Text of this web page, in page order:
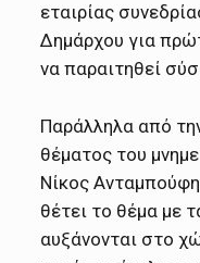
εταιρίας
Δημάρχου για
να παραιτηθεί
Παράλληλα από
θέματος του
Νίκος
θέτει το θέμα με
αυξάνονται στο